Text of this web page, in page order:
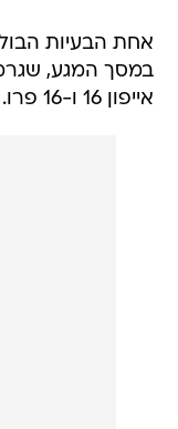
אחת הבעיות
במסך המגע,
אייפון 16 ו-16 פרו.